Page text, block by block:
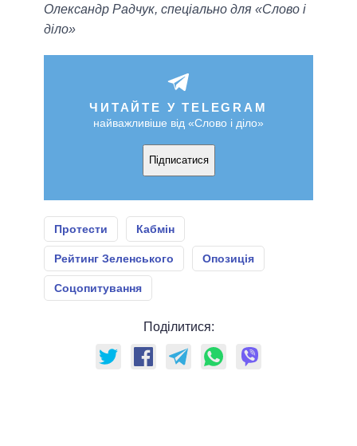
Олександр Радчук, спеціально для «Слово і
діло»
ЧИТАЙТЕ У TELEGRAM
найважливіше від «Слово і діло»
Підписатися
Протести Кабмін
Рейтинг Зеленського Опозиція
Соцопитування
Поділитися: